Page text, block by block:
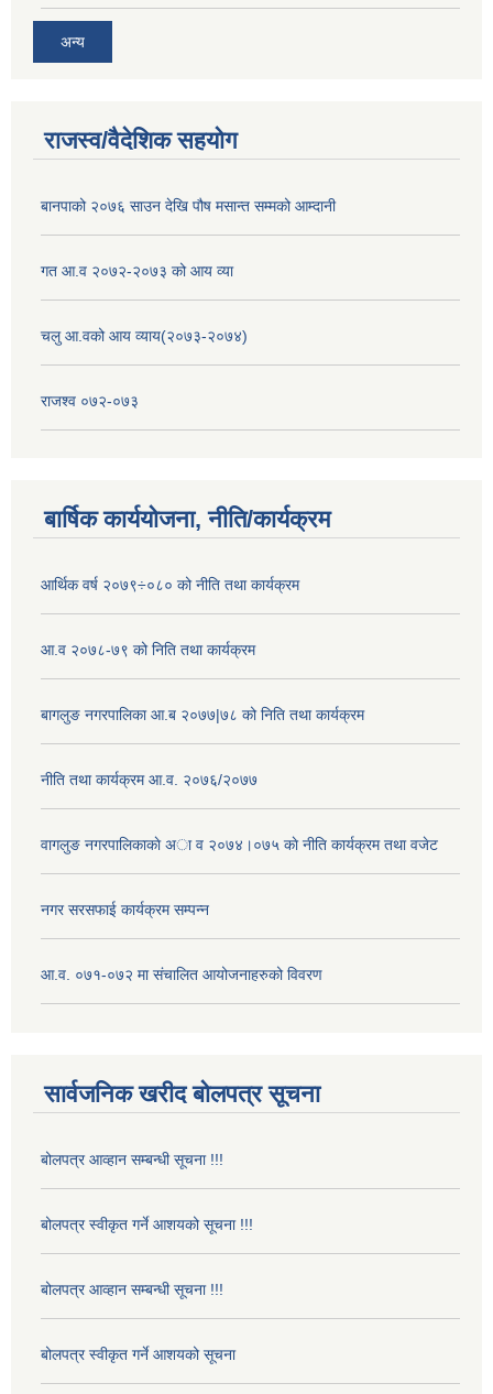
अन्य
राजस्व/वैदेशिक सहयोग
बानपाको २०७६ साउन देखि पौष मसान्त सम्मको आम्दानी
गत आ.व २०७२-२०७३ को आय व्या
चलु आ.वको आय व्याय(२०७३-२०७४)
राजश्व ०७२-०७३
बार्षिक कार्ययोजना, नीति/कार्यक्रम
आर्थिक वर्ष २०७९÷०८० को नीति तथा कार्यक्रम
आ.व २०७८-७९ को निति तथा कार्यक्रम
बागलुङ नगरपालिका आ.ब २०७७|७८ को निति तथा कार्यक्रम
नीति तथा कार्यक्रम आ.व. २०७६/२०७७
वागलुङ नगरपालिकाकाे अा‍ व २०७४।०७५ काे नीति कार्यक्रम तथा वजेट
नगर सरसफाई कार्यक्रम सम्पन्न
आ.व. ०७१-०७२ मा संचालित आयोजनाहरुको विवरण
सार्वजनिक खरीद बोलपत्र सूचना
बोलपत्र आव्हान सम्बन्धी सूचना !!!
बोलपत्र स्वीकृत गर्ने आशयको सूचना !!!
बोलपत्र आव्हान सम्बन्धी सूचना !!!
बोलपत्र स्वीकृत गर्ने आशयको सूचना